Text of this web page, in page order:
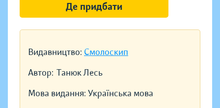
Видавництво: Смолоскип
Автор: Танюк Лесь
Мова видання: Українська мова
Де придбати